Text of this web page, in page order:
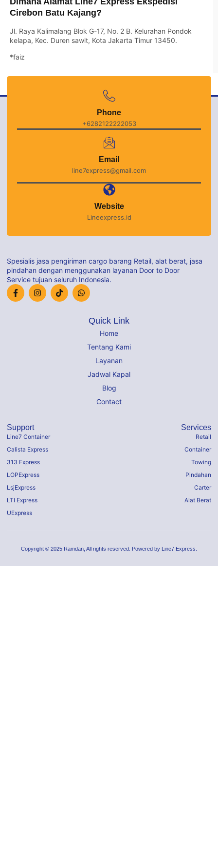
Cirebon Batu Kajang?
Jl. Raya Kalimalang Blok G-17, No. 2 B. Kelurahan Pondok
kelapa, Kec. Duren sawit, Kota Jakarta Timur 13450.
*faiz
Phone
+6282122222053
Email
line7express@gmail.com
Website
Lineexpress.id
Spesialis jasa pengiriman cargo barang Retail, alat berat, jasa
pindahan dengan menggunakan layanan Door to Door
Service tujuan seluruh Indonesia.
Quick Link
Home
Tentang Kami
Layanan
Jadwal Kapal
Blog
Contact
Support
Line7 Container
Calista Express
313 Express
LOPExpress
LsjExpress
LTI Express
UExpress
Services
Retail
Container
Towing
Pindahan
Carter
Alat Berat
Copyright © 2025 Ramdan, All rights reserved. Powered by Line7 Express.